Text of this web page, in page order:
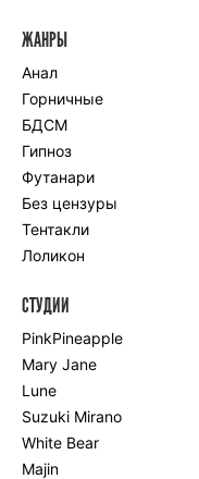
Anidub
Animedia
Onibaku
ПО ЖАНРАМ
Комедия
Романтика
Этти
Гарем
Драма
Исторический
Фантастика
Мистика
Хентай
ЖАНРЫ
Анал
Горничные
БДСМ
Гипноз
Футанари
Без цензуры
Тентакли
Лоликон
СТУДИИ
PinkPineapple
Mary Jane
Lune
Suzuki Mirano
White Bear
Majin